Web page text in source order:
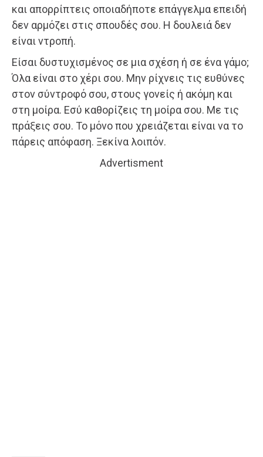
και απορρίπτεις οποιαδήποτε επάγγελμα επειδή
δεν αρμόζει στις σπουδές σου. Η δουλειά δεν
είναι ντροπή.
Είσαι δυστυχισμένος σε μια σχέση ή σε ένα γάμο;
Όλα είναι στο χέρι σου. Μην ρίχνεις τις ευθύνες
στον σύντροφό σου, στους γονείς ή ακόμη και
στη μοίρα. Εσύ καθορίζεις τη μοίρα σου. Με τις
πράξεις σου. Το μόνο που χρειάζεται είναι να το
πάρεις απόφαση. Ξεκίνα λοιπόν.
Advertisment